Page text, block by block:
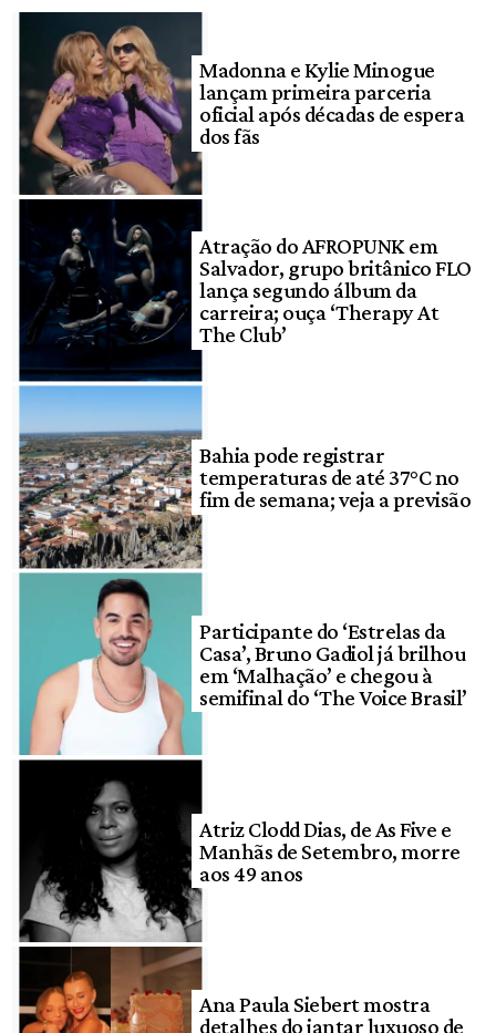
Madonna e Kylie Minogue
lançam primeira parceria
oficial após décadas de espera
dos fãs
Atração do AFROPUNK em
Salvador, grupo britânico FLO
lança segundo álbum da
carreira; ouça ‘Therapy At
The Club’
Bahia pode registrar
temperaturas de até 37°C no
fim de semana; veja a previsão
Participante do ‘Estrelas da
Casa’, Bruno Gadiol já brilhou
em ‘Malhação’ e chegou à
semifinal do ‘The Voice Brasil’
Atriz Clodd Dias, de As Five e
Manhãs de Setembro, morre
aos 49 anos
Ana Paula Siebert mostra
detalhes do jantar luxuoso de